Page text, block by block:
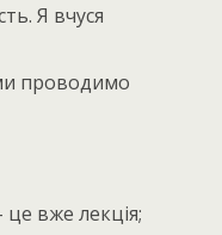
Я вчуся
проводимо
вже лекція;